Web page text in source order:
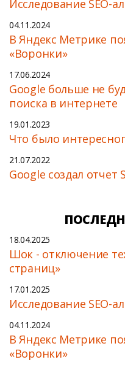
Исследование SEO-
04.11.2024
В Яндекс Метрике
«Воронки»
17.06.2024
Google больше не
поиска в интернете
19.01.2023
Что было
21.07.2022
Google создал отчет
18.04.2025
Шок - отключение
страниц»
17.01.2025
Исследование SEO-
04.11.2024
В Яндекс Метрике
«Воронки»